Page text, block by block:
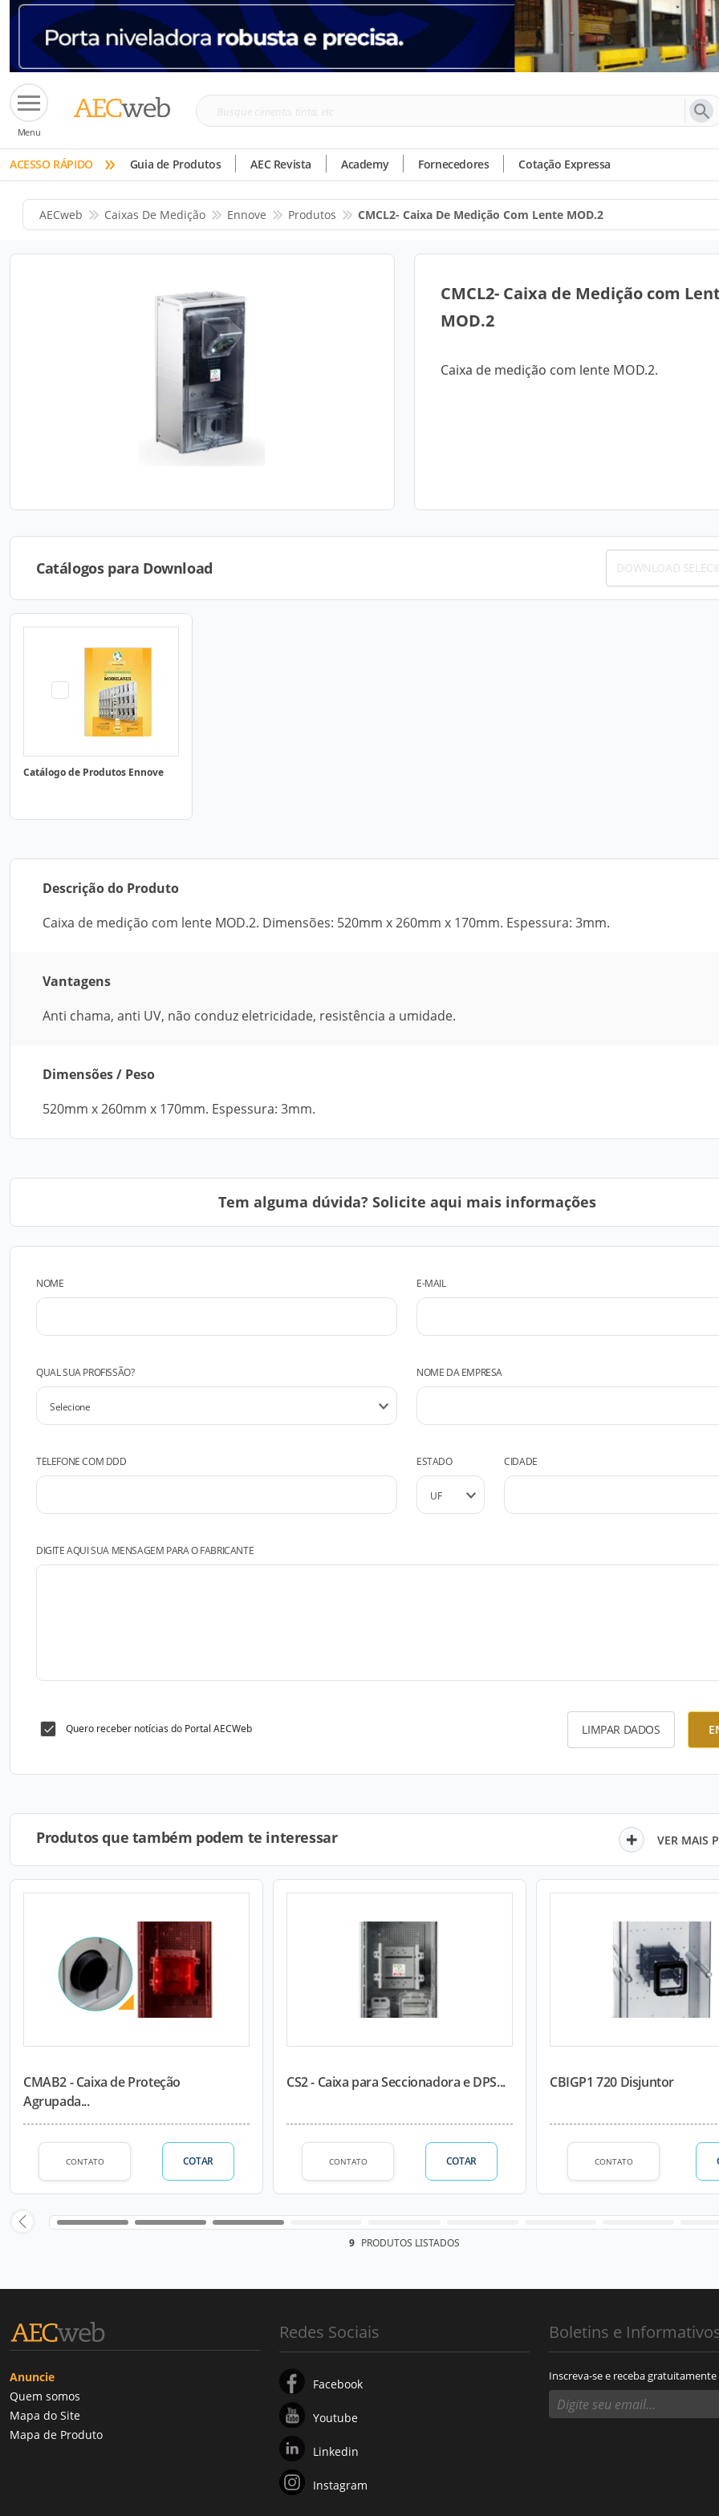
Menu
Busque
tinta,
etc
ACESSO RÁPIDO » Guia de Produtos AEC Revista Academy Fornecedores Cotação Expressa
AECweb Caixas De Medição Ennove Produtos CMCL2- Caixa De Medição Com Lente MOD.2
CMCL2- Caixa de Medição com
MOD.2
Caixa de medição com lente MOD.2.
Catálogos para Download DOWNLOAD
Catálogo de Produtos Ennove
Descrição do Produto
Caixa de medição com lente MOD.2. Dimensões: 520mm x 260mm x 170mm. Espessura: 3mm.
Vantagens
Anti chama, anti UV, não conduz eletricidade, resistência a umidade.
Dimensões / Peso
520mm x 260mm x 170mm. Espessura: 3mm.
Tem alguma dúvida? Solicite aqui mais informações
NOME E-MAIL
QUAL SUA PROFISSÃO? NOME DA EMPRESA
TELEFONE COM DDD ESTADO CIDADE
DIGITE AQUI SUA MENSAGEM PARA O FABRICANTE
Quero receber notícias do Portal AECWeb LIMPAR DADOS
Produtos que também podem te interessar VER MAIS
CMAB2 - Caixa de Proteção
Agrupada...
CONTATO COTAR
CS2 - Caixa para Seccionadora e DPS...
CONTATO COTAR
CBIGP1 720 Disjuntor
CONTATO
9 PRODUTOS LISTADOS
Anuncie
Quem somos
Mapa do Site
Mapa de Produto
Redes Sociais
Facebook
Youtube
Linkedin
Instagram
Boletins e
Inscreva-se e receba gratuitamente